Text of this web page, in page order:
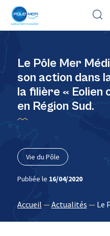
Le Pôle Mer
son action dans
la filière «
en Région Sud.
Vie du Pôle
Publiée le 16/04/2020
Accueil —Actualités — Le
Panneau de gestion des cookies